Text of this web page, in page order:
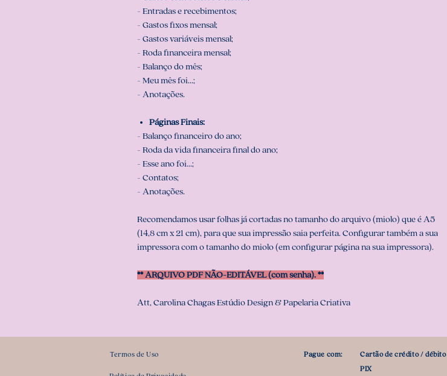
- Entradas e recebimentos;
- Gastos fixos mensal;
- Gastos variáveis mensal;
- Roda financeira mensal;
- Balanço do mês;
- Meu mês foi...;
- Anotações.
Páginas Finais:
- Balanço financeiro do ano;
- Roda da vida financeira final do ano;
- Esse ano foi...;
- Contatos;
- Anotações.
Recomendamos usar folhas já cortadas no tamanho do arquivo (miolo) que é A5
(14,8 cm x 21 cm), para que sua impressão saia perfeita. Configurar também a sua
impressora com o tamanho do miolo (em configurar página na sua impressora).
** ARQUIVO PDF NÃO-EDITÁVEL (com senha). **
Att, Carolina Chagas Estúdio Design & Papelaria Criativa
Termos de Uso Pague com:
Cartão de crédito / débito
PIX